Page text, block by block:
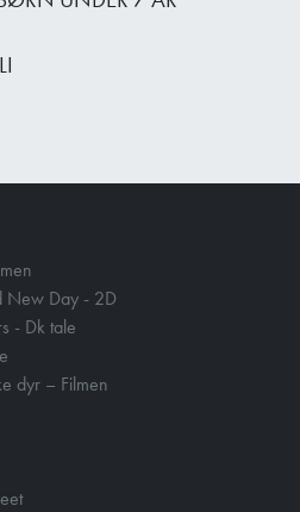
New Day - 2D
- Dk tale
dyr – Filmen